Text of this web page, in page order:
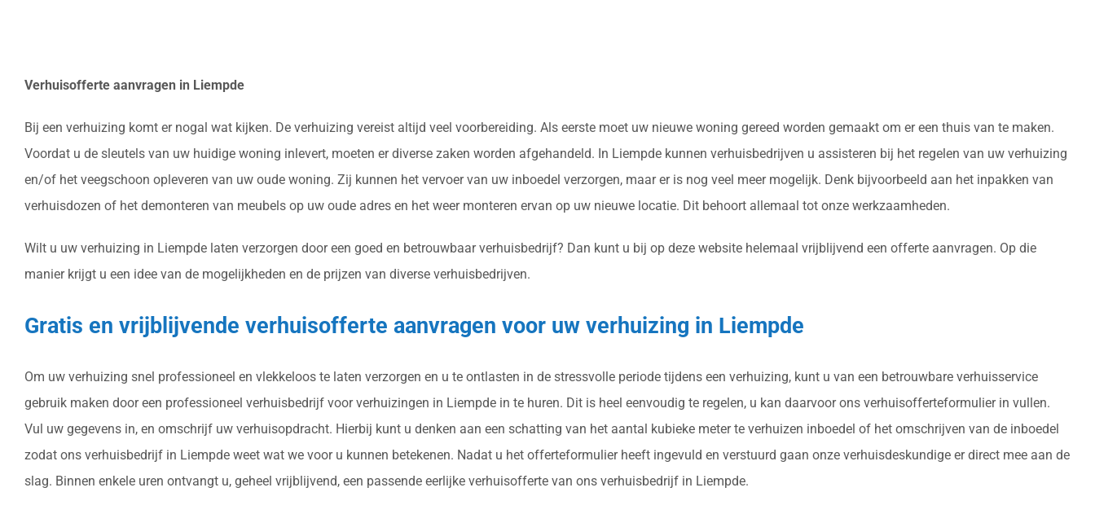
Verhuisofferte aanvragen in Liempde
Bij een verhuizing komt er nogal wat kijken. De verhuizing vereist altijd veel voorbereiding. Als eerste moet uw nieuwe woning gereed worden gemaakt om er een thuis van te maken.
Voordat u de sleutels van uw huidige woning inlevert, moeten er diverse zaken worden afgehandeld. In Liempde kunnen verhuisbedrijven u assisteren bij het regelen van uw verhuizing
en/of het veegschoon opleveren van uw oude woning. Zij kunnen het vervoer van uw inboedel verzorgen, maar er is nog veel meer mogelijk. Denk bijvoorbeeld aan het inpakken van
verhuisdozen of het demonteren van meubels op uw oude adres en het weer monteren ervan op uw nieuwe locatie. Dit behoort allemaal tot onze werkzaamheden.
Wilt u uw verhuizing in Liempde laten verzorgen door een goed en betrouwbaar verhuisbedrijf? Dan kunt u bij op deze website helemaal vrijblijvend een offerte aanvragen. Op die
manier krijgt u een idee van de mogelijkheden en de prijzen van diverse verhuisbedrijven.
Gratis en vrijblijvende verhuisofferte aanvragen voor uw verhuizing in Liempde
Om uw verhuizing snel professioneel en vlekkeloos te laten verzorgen en u te ontlasten in de stressvolle periode tijdens een verhuizing, kunt u van een betrouwbare verhuisservice
gebruik maken door een professioneel verhuisbedrijf voor verhuizingen in Liempde in te huren. Dit is heel eenvoudig te regelen, u kan daarvoor ons verhuisofferteformulier in vullen.
Vul uw gegevens in, en omschrijf uw verhuisopdracht. Hierbij kunt u denken aan een schatting van het aantal kubieke meter te verhuizen inboedel of het omschrijven van de inboedel
zodat ons verhuisbedrijf in Liempde weet wat we voor u kunnen betekenen. Nadat u het offerteformulier heeft ingevuld en verstuurd gaan onze verhuisdeskundige er direct mee aan de
slag. Binnen enkele uren ontvangt u, geheel vrijblijvend, een passende eerlijke verhuisofferte van ons verhuisbedrijf in Liempde.